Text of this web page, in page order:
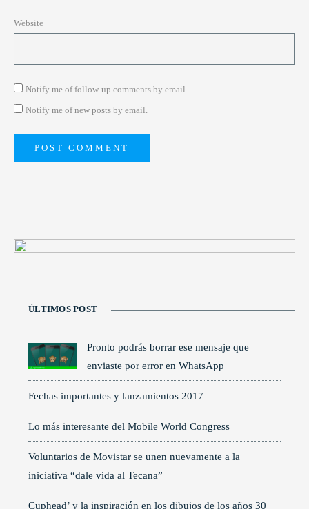
Website
Notify me of follow-up comments by email.
Notify me of new posts by email.
ÚLTIMOS POST
Pronto podrás borrar ese mensaje que
enviaste por error en WhatsApp
Fechas importantes y lanzamientos 2017
Lo más interesante del Mobile World Congress
Voluntarios de Movistar se unen nuevamente a la
iniciativa “dale vida al Tecana”
Cuphead’ y la inspiración en los dibujos de los años 30